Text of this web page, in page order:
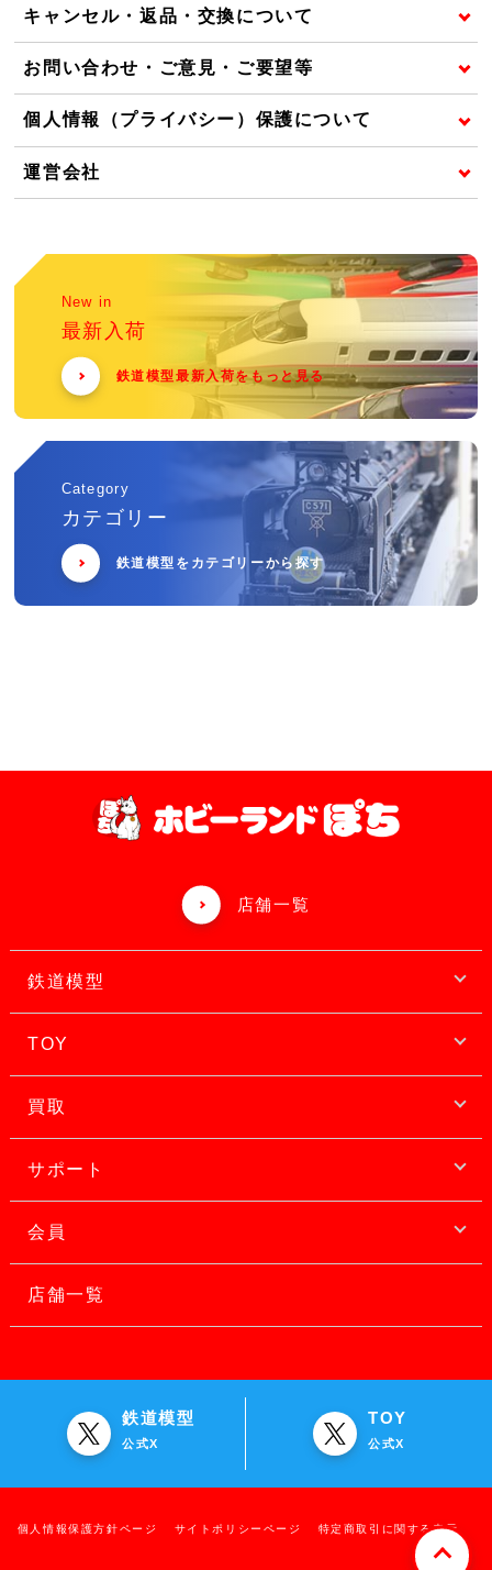
キャンセル・返品・交換について
お問い合わせ・ご意見・ご要望等
個人情報（プライバシー）保護について
運営会社
New in
最新入荷
鉄道模型最新入荷をもっと見る
Category
カテゴリー
鉄道模型をカテゴリーから探す
店舗一覧
鉄道模型
TOY
買取
サポート
会員
店舗一覧
鉄道模型
公式X
TOY
公式X
個人情報保護方針ページ サイトポリシーページ 特定商取引に関する表示